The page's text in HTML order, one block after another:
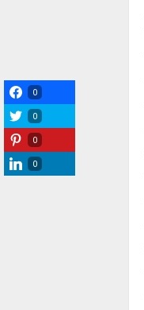
0
0
0
0